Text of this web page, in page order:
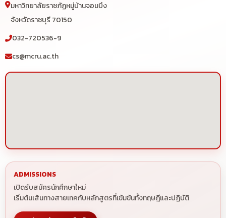
มหาวิทยาลัยราชภัฏหมู่บ้านจอมบึง
จังหวัดราชบุรี 70150
032-720536-9
cs@mcru.ac.th
ADMISSIONS
เปิดรับสมัครนักศึกษาใหม่
เริ่มต้นเส้นทางสายเทคกับหลักสูตรที่เข้มข้นทั้งทฤษฎีและปฏิบัติ